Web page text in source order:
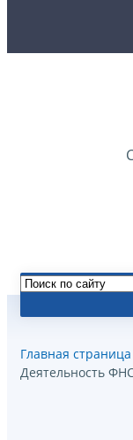
Главная страница
Деятельность